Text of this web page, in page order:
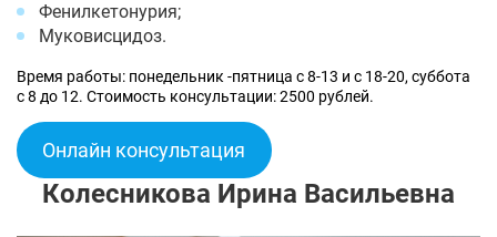
Фенилкетонурия;
Муковисцидоз.
Время работы: понедельник -пятница с 8-13 и с 18-20, суббота
с 8 до 12. Стоимость консультации: 2500 рублей.
Онлайн консультация
Колесникова Ирина Васильевна